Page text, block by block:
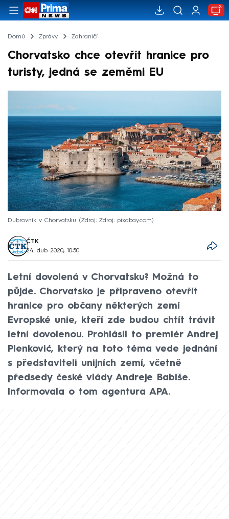
Domů Zprávy Zahraničí
Chorvatsko chce otevřít hranice pro
turisty, jedná se zeměmi EU
Dubrovník v Chorvatsku Zdroj: Zdroj: pixabay.com
ČTK
24. dub 2020, 10:50
Letní dovolená v Chorvatsku? Možná to
půjde. Chorvatsko je připraveno otevřít
hranice pro občany některých zemí
Evropské unie, kteří zde budou chtít trávit
letní dovolenou. Prohlásil to premiér Andrej
Plenković, který na toto téma vede jednání
s představiteli unijních zemí, včetně
předsedy české vlády Andreje Babiše.
Informovala o tom agentura APA.